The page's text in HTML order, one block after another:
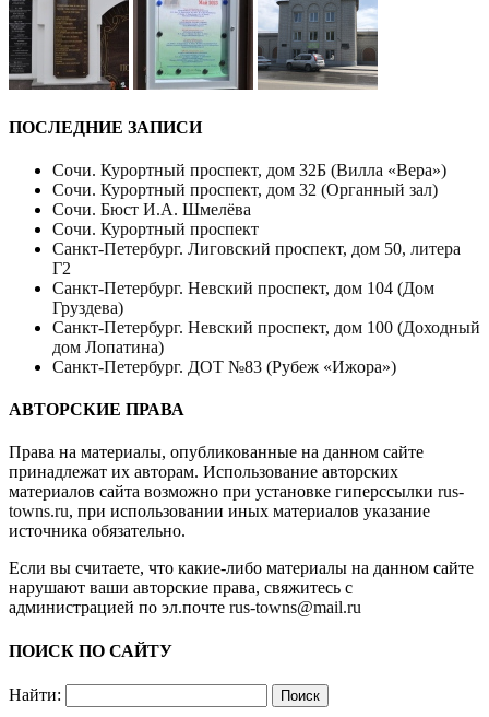
ПОСЛЕДНИЕ ЗАПИСИ
Сочи. Курортный проспект, дом 32Б (Вилла «Вера»)
Сочи. Курортный проспект, дом 32 (Органный зал)
Сочи. Бюст И.А. Шмелёва
Сочи. Курортный проспект
Санкт-Петербург. Лиговский проспект, дом 50, литера
Г2
Санкт-Петербург. Невский проспект, дом 104 (Дом
Груздева)
Санкт-Петербург. Невский проспект, дом 100 (Доходный
дом Лопатина)
Санкт-Петербург. ДОТ №83 (Рубеж «Ижора»)
АВТОРСКИЕ ПРАВА
Права на материалы, опубликованные на данном сайте
принадлежат их авторам. Использование авторских
материалов сайта возможно при установке гиперссылки rus-
towns.ru, при использовании иных материалов указание
источника обязательно.
Если вы считаете, что какие-либо материалы на данном сайте
нарушают ваши авторские права, свяжитесь с
администрацией по эл.почте rus-towns@mail.ru
ПОИСК ПО САЙТУ
Найти: